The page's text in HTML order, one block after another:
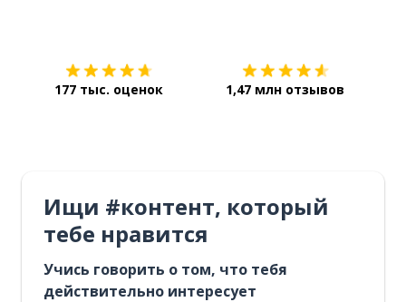
177 тыс. оценок 1,47 млн отзывов
Ищи #контент, который
тебе нравится
Учись говорить о том, что тебя
действительно интересует